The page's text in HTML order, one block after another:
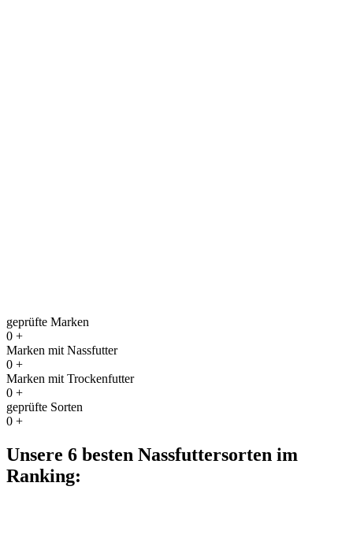
geprüfte Marken
0 +
Marken mit Nassfutter
0 +
Marken mit Trockenfutter
0 +
geprüfte Sorten
0 +
Unsere 6 besten Nassfuttersorten im
Ranking: